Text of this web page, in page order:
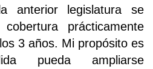
anterior legislatura se
prácticamente
3 años. Mi propósito es
pueda ampliarse